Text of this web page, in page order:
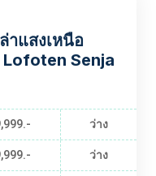
าแสงเหนือ
Senja
ว่าง
ว่าง